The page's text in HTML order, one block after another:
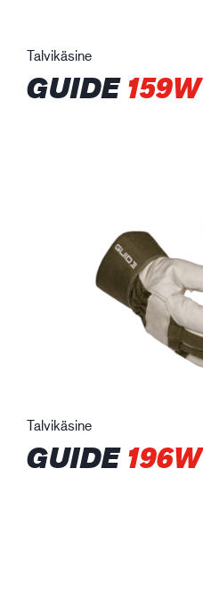
Talvikäsine
GUIDE159W
Talvikäsine
GUIDE196W